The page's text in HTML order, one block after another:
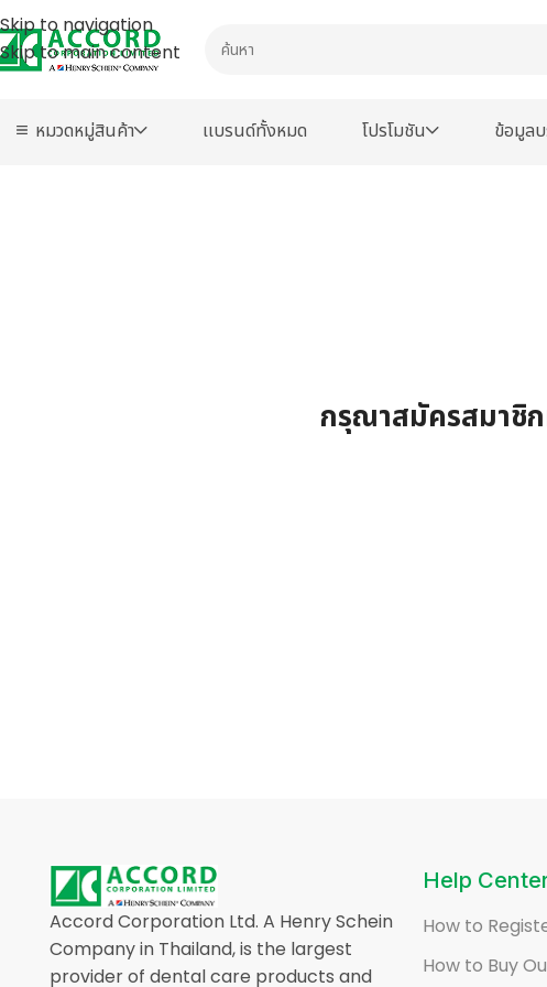
Skip to navigation
Skip to main content
หมวดหมู่สินค้า เเบรนด์ทั้งหมด โปรโมชัน ข้อมูล
กรุณาสมัครสมาชิก
Accord Corporation Ltd. A Henry Schein
Company in Thailand, is the largest
provider of dental care products and
Help
How to
How to Buy